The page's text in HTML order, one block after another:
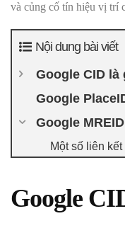
và củng cố tín hiệu vị trí
Nội dung bài viết
Google CID là
Google
Google MREID
Một số liên
Google